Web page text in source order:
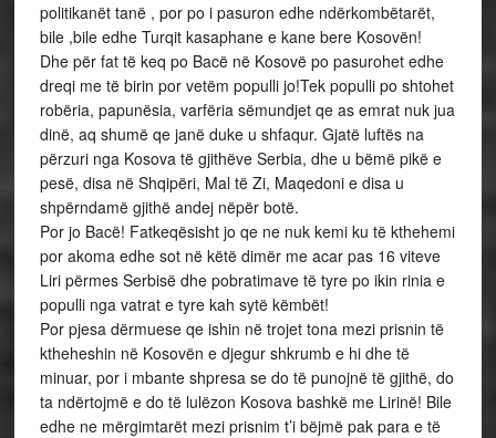
politikanët tanë , por po i pasuron edhe ndërkombëtarët,
bile ,bile edhe Turqit kasaphane e kane bere Kosovën!
Dhe për fat të keq po Bacë në Kosovë po pasurohet edhe
dreqi me të birin por vetëm populli jo!Tek populli po shtohet
robëria, papunësia, varfëria sëmundjet qe as emrat nuk jua
dinë, aq shumë qe janë duke u shfaqur. Gjatë luftës na
përzuri nga Kosova të gjithëve Serbia, dhe u bëmë pikë e
pesë, disa në Shqipëri, Mal të Zi, Maqedoni e disa u
shpërndamë gjithë andej nëpër botë.
Por jo Bacë! Fatkeqësisht jo qe ne nuk kemi ku të kthehemi
por akoma edhe sot në këtë dimër me acar pas 16 viteve
Liri përmes Serbisë dhe pobratimave të tyre po ikin rinia e
populli nga vatrat e tyre kah sytë këmbët!
Por pjesa dërmuese qe ishin në trojet tona mezi prisnin të
ktheheshin në Kosovën e djegur shkrumb e hi dhe të
minuar, por i mbante shpresa se do të punojnë të gjithë, do
ta ndërtojmë e do të lulëzon Kosova bashkë me Lirinë! Bile
edhe ne mërgimtarët mezi prisnim t’i bëjmë pak para e të